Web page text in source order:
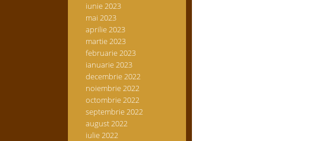
iunie 2023
mai 2023
aprilie 2023
martie 2023
februarie 2023
ianuarie 2023
decembrie 2022
noiembrie 2022
octombrie 2022
septembrie 2022
august 2022
iulie 2022